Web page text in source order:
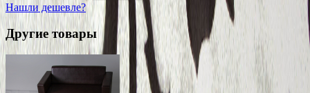
Нашли дешевле?
Другие товары